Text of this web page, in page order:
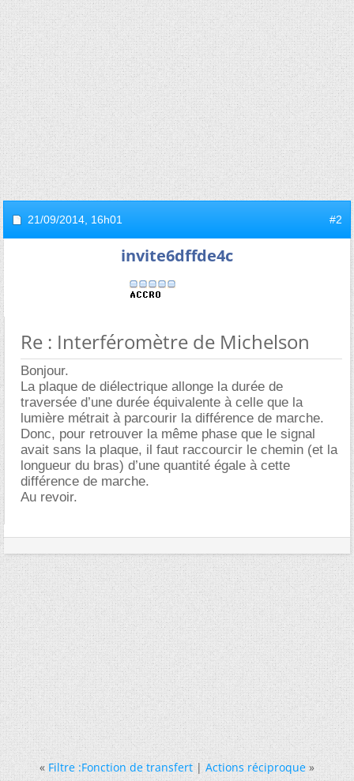
21/09/2014, 16h01 #2
invite6dffde4c
Re : Interféromètre de Michelson
Bonjour.
La plaque de diélectrique allonge la durée de
traversée d’une durée équivalente à celle que la
lumière métrait à parcourir la différence de marche.
Donc, pour retrouver la même phase que le signal
avait sans la plaque, il faut raccourcir le chemin (et la
longueur du bras) d’une quantité égale à cette
différence de marche.
Au revoir.
« Filtre :Fonction de transfert|Actions réciproque »